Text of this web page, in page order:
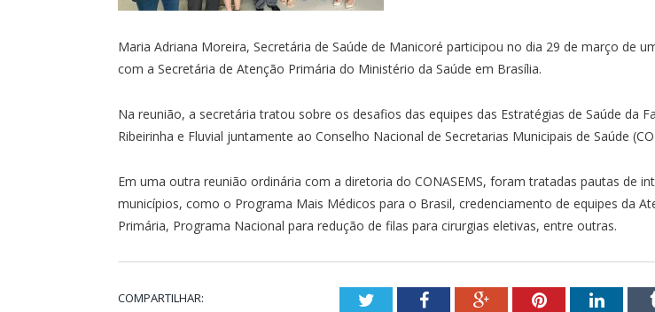
Maria Adriana Moreira, Secretária de Saúde de Manicoré participou no dia 29 de março de
com a Secretária de Atenção Primária do Ministério da Saúde em Brasília.
Na reunião, a secretária tratou sobre os desafios das equipes das Estratégias de Saúde da
Ribeirinha e Fluvial juntamente ao Conselho Nacional de Secretarias Municipais de Saúde
Em uma outra reunião ordinária com a diretoria do CONASEMS, foram tratadas pautas de
municípios, como o Programa Mais Médicos para o Brasil, credenciamento de equipes da
Primária, Programa Nacional para redução de filas para cirurgias eletivas, entre outras.
COMPARTILHAR: TwitterFacebookGoogle+Pinterest